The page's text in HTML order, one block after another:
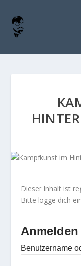
Dieser Inhalt ist
Bitte logge dich
Anmelden
Benutzername